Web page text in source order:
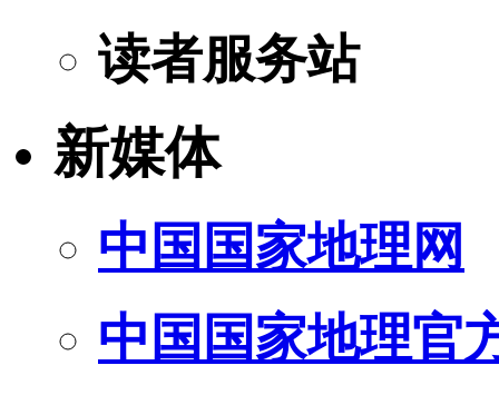
读者服务站
新媒体
中国国家地理网
中国国家地理官